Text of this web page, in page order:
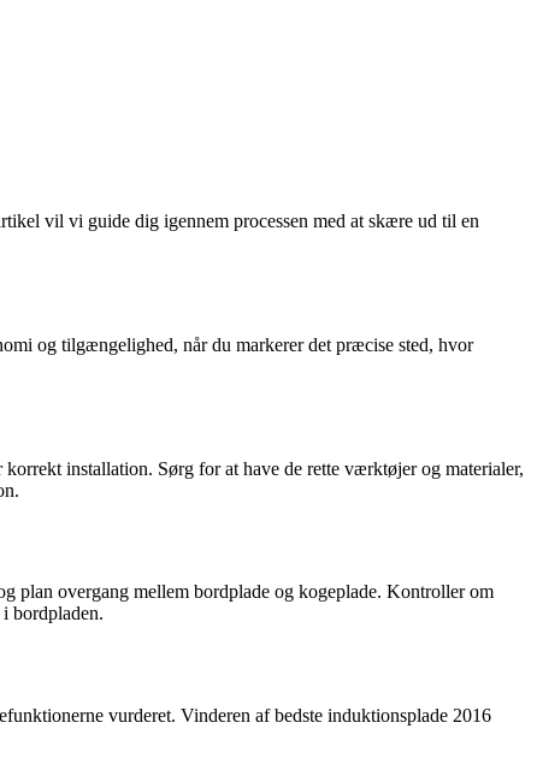
vil vi guide dig igennem processen med at skære ud til en
og tilgængelighed, når du markerer det præcise sted, hvor
installation. Sørg for at have de rette værktøjer og materialer,
plan overgang mellem bordplade og kogeplade. Kontroller om
bordpladen.
vurderet. Vinderen af bedste induktionsplade 2016